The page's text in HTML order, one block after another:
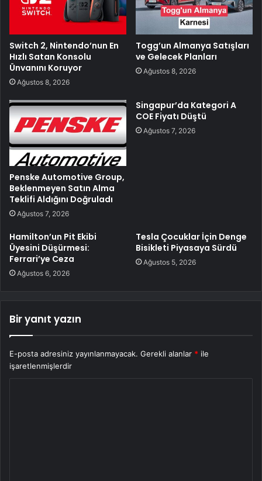
Switch 2, Nintendo’nun En
Hızlı Satan Konsolu
Ünvanını Koruyor
Ağustos 8, 2026
Togg’un Almanya Satışları
ve Gelecek Planları
Ağustos 8, 2026
Penske Automotive Group,
Beklenmeyen Satın Alma
Teklifi Aldığını Doğruladı
Ağustos 7, 2026
Singapur’da Kategori A
COE Fiyatı Düştü
Ağustos 7, 2026
Hamilton’un Pit Ekibi
Üyesini Düşürmesi:
Ferrari’ye Ceza
Ağustos 6, 2026
Tesla Çocuklar İçin Denge
Bisikleti Piyasaya Sürdü
Ağustos 5, 2026
Bir yanıt yazın
E-posta adresiniz yayınlanmayacak. Gerekli alanlar * ile
işaretlenmişlerdir